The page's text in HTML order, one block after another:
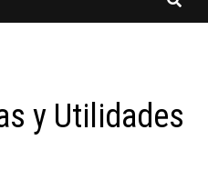
y Utilidades